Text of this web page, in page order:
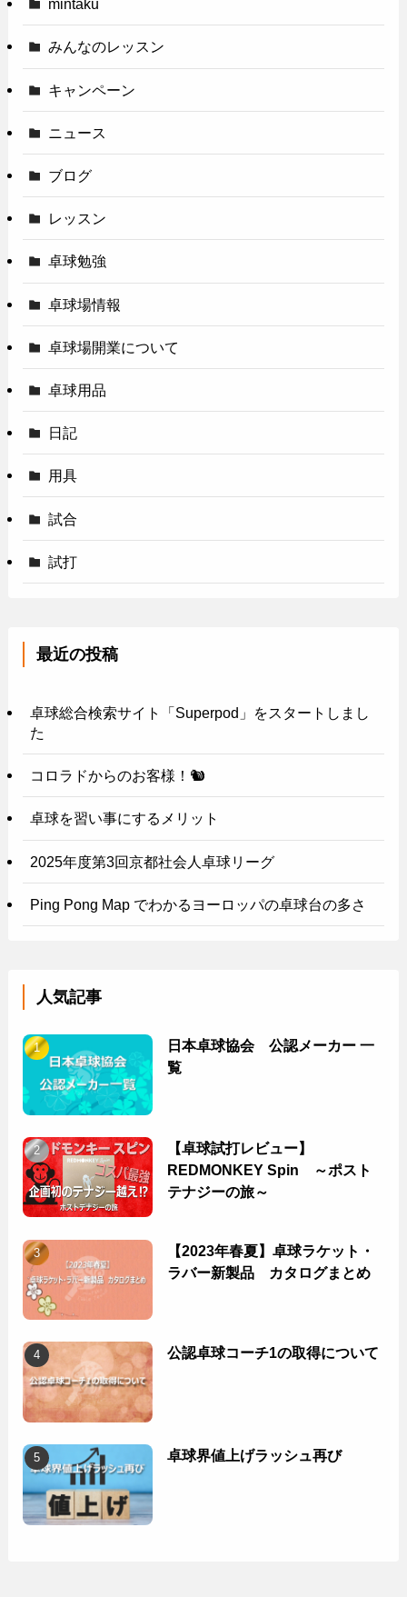
mintaku
みんなのレッスン
キャンペーン
ニュース
ブログ
レッスン
卓球勉強
卓球場情報
卓球場開業について
卓球用品
日記
用具
試合
試打
最近の投稿
卓球総合検索サイト「Superpod」をスタートしまし
た
コロラドからのお客様！🐿️
卓球を習い事にするメリット
2025年度第3回京都社会人卓球リーグ
Ping Pong Map でわかるヨーロッパの卓球台の多さ
人気記事
日本卓球協会 公認メーカー 一
覧
【卓球試打レビュー】
REDMONKEY Spin ～ポスト
テナジーの旅～
【2023年春夏】卓球ラケット・
ラバー新製品 カタログまとめ
公認卓球コーチ1の取得について
卓球界値上げラッシュ再び